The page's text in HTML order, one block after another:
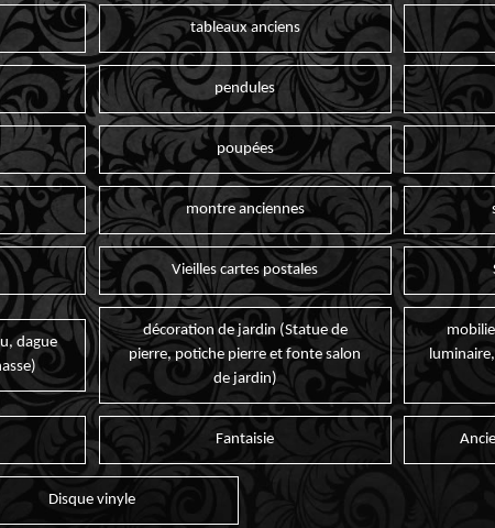
tableaux anciens
pendules
poupées
montre anciennes
Vieilles cartes postales
dague
décoration de jardin (Statue de
pierre, potiche pierre et fonte salon
de jardin)
Fantaisie
Disque vinyle